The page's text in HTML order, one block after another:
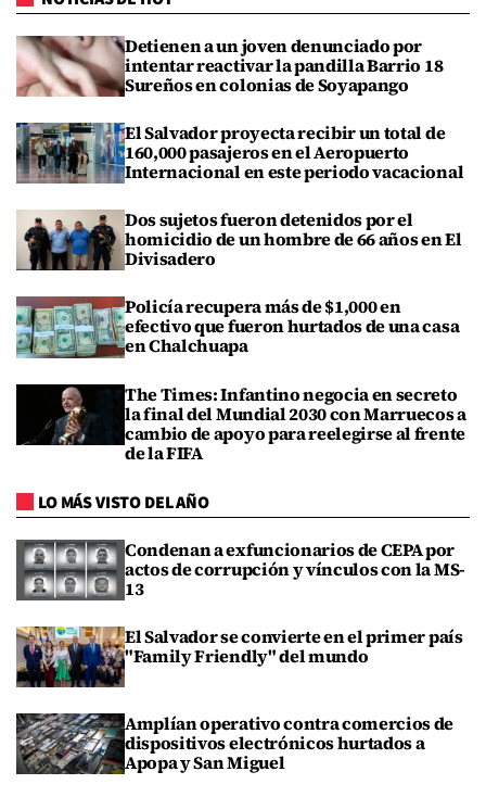
Detienen a un joven denunciado por
intentar reactivar la pandilla Barrio 18
Sureños en colonias de Soyapango
El Salvador proyecta recibir un total de
160,000 pasajeros en el Aeropuerto
Internacional en este periodo vacacional
Dos sujetos fueron detenidos por el
homicidio de un hombre de 66 años en El
Divisadero
Policía recupera más de $1,000 en
efectivo que fueron hurtados de una casa
en Chalchuapa
The Times: Infantino negocia en secreto
la final del Mundial 2030 con Marruecos a
cambio de apoyo para reelegirse al frente
de la FIFA
LO MÁS VISTO DEL AÑO
Condenan a exfuncionarios de CEPA por
actos de corrupción y vínculos con la MS-
13
El Salvador se convierte en el primer país
"Family Friendly" del mundo
Amplían operativo contra comercios de
dispositivos electrónicos hurtados a
Apopa y San Miguel